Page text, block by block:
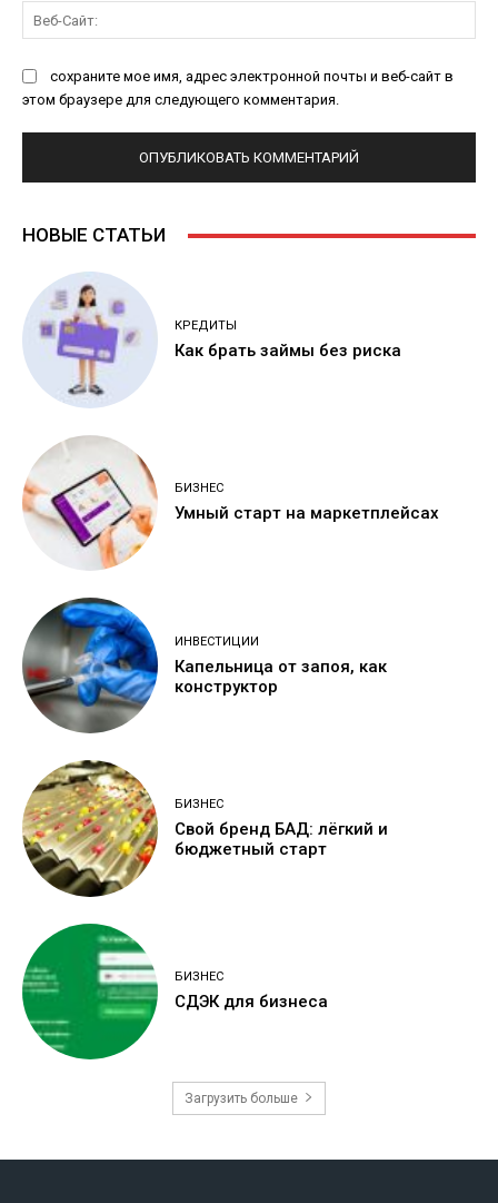
сохраните мое имя, адрес электронной почты и веб-сайт в
этом браузере для следующего комментария.
НОВЫЕ СТАТЬИ
КРЕДИТЫ
Как брать займы без риска
БИЗНЕС
Умный старт на маркетплейсах
ИНВЕСТИЦИИ
Капельница от запоя, как
конструктор
БИЗНЕС
Свой бренд БАД: лёгкий и
бюджетный старт
БИЗНЕС
СДЭК для бизнеса
Загрузить больше